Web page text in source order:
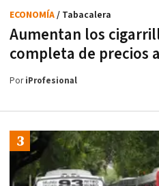
Aumentan los
completa de precios
ECONOMÍA/ Tabacalera
PoriProfesional